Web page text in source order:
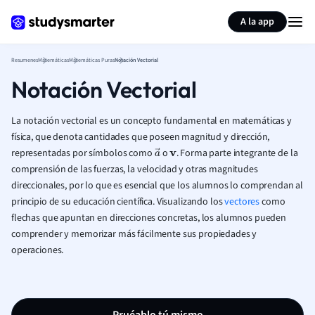
A la app
ResumenesMatemáticasMatemáticas PurasNotación Vectorial
Notación Vectorial
La notación vectorial es un concepto fundamental en matemáticas y
física, que denota cantidades que poseen magnitud y dirección,
representadas por símbolos como a→
ov. Forma parte integrante de la
comprensión de las fuerzas, la velocidad y otras magnitudes
direccionales, por lo que es esencial que los alumnos lo comprendan al
principio de su educación científica. Visualizando losvectorescomo
flechas que apuntan en direcciones concretas, los alumnos pueden
comprender y memorizar más fácilmente sus propiedades y
operaciones.
Resumir página